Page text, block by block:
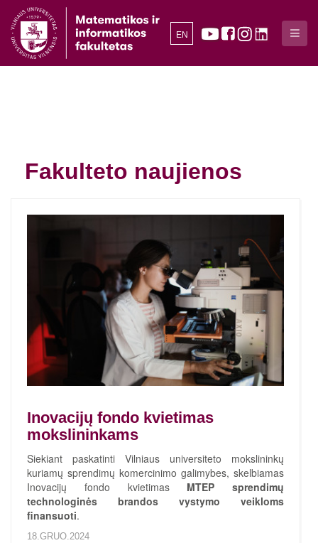
EN
Fakulteto naujienos
Inovacijų fondo kvietimas
mokslininkams
Siekiant paskatinti Vilniaus universiteto mokslininkų
kuriamų sprendimų komercinimo galimybes, skelbiamas
Inovacijų fondo kvietimas MTEP sprendimų
technologinės brandos vystymo veikloms
finansuoti.
18.GRUO.2024